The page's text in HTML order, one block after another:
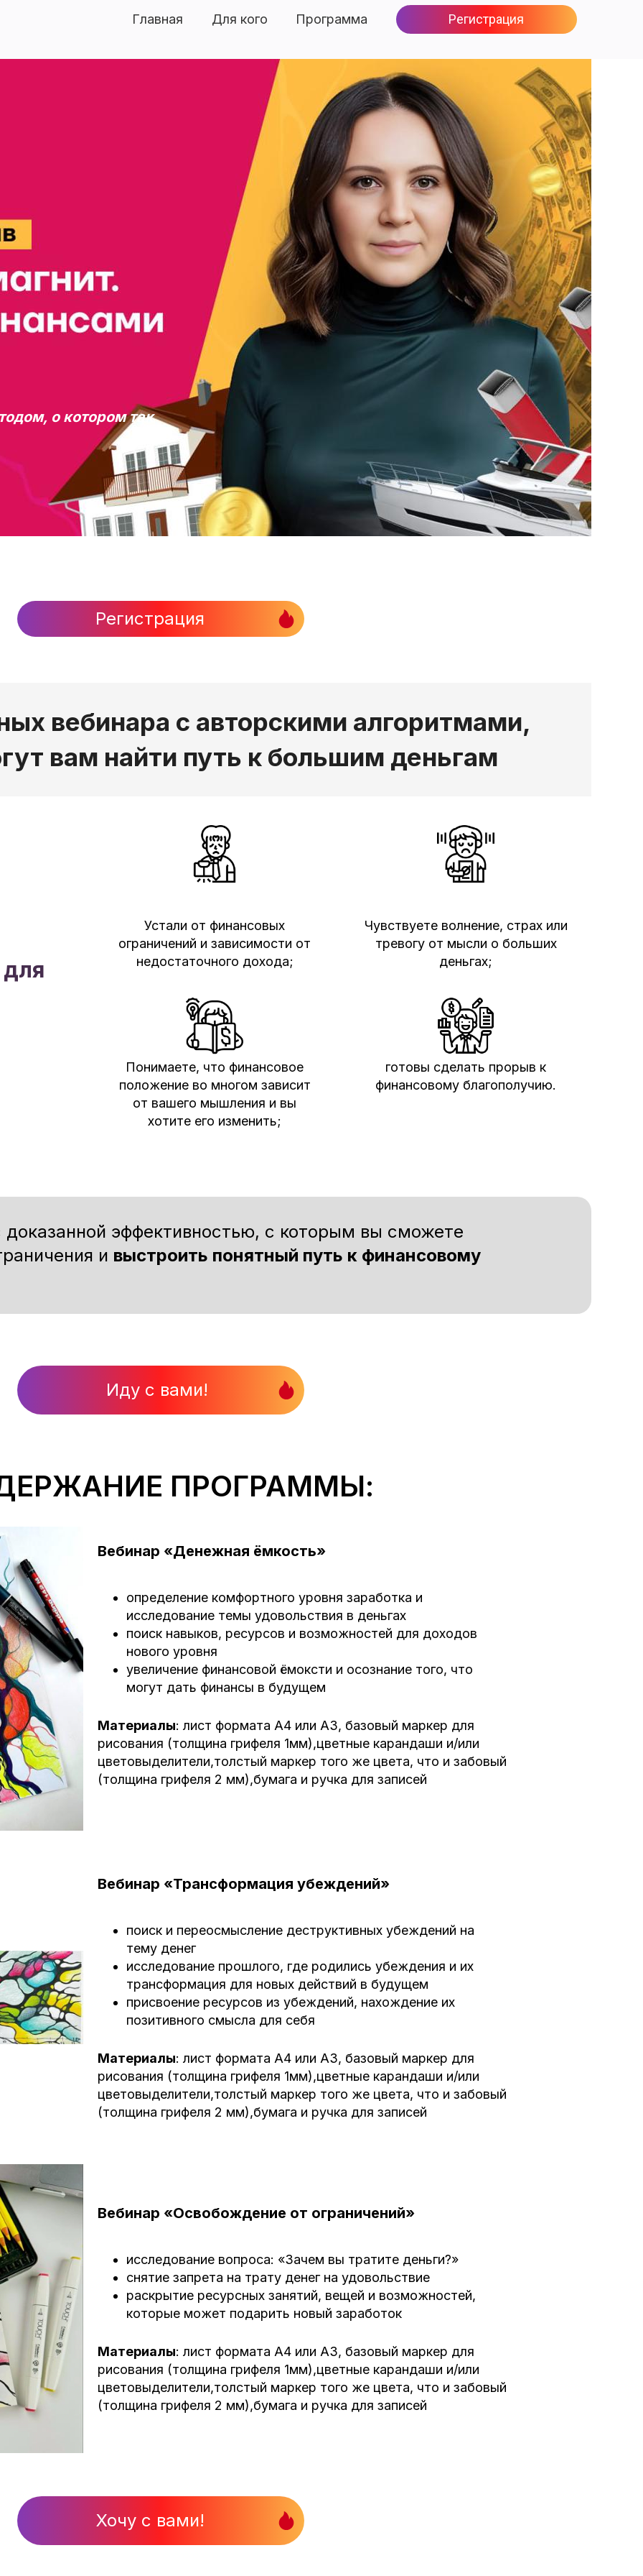
Главная Для кого Программа Регистрация
о котором так
Регистрация
вебинара с авторскими алгоритмами,
вам найти путь к большим деньгам
Устали от финансовых
ограничений и зависимости от
недостаточного дохода;
Чувствуете волнение, страх или
тревогу от мысли о больших
деньгах;
Понимаете, что финансовое
положение во многом зависит
от вашего мышления и вы
хотите его изменить;
готовы сделать прорыв к
финансовому благополучию.
эффективностью, с которым вы сможете
и выстроить понятный путь к финансовому
Иду с вами!
ПРОГРАММЫ:
Вебинар «Денежная ёмкость»
определение комфортного уровня заработка и
исследование темы удовольствия в деньгах
поиск навыков, ресурсов и возможностей для доходов
нового уровня
увеличение финансовой ёмоксти и осознание того, что
могут дать финансы в будущем
Материалы: лист формата А4 или А3, базовый маркер для
рисования (толщина грифеля 1мм),цветные карандаши и/или
цветовыделители,толстый маркер того же цвета, что и забовый
(толщина грифеля 2 мм),бумага и ручка для записей
Вебинар «Трансформация убеждений»
поиск и переосмысление деструктивных убеждений на
тему денег
исследование прошлого, где родились убеждения и их
трансформация для новых действий в будущем
присвоение ресурсов из убеждений, нахождение их
позитивного смысла для себя
Материалы: лист формата А4 или А3, базовый маркер для
рисования (толщина грифеля 1мм),цветные карандаши и/или
цветовыделители,толстый маркер того же цвета, что и забовый
(толщина грифеля 2 мм),бумага и ручка для записей
Вебинар «Освобождение от ограничений»
исследование вопроса: «Зачем вы тратите деньги?»
снятие запрета на трату денег на удовольствие
раскрытие ресурсных занятий, вещей и возможностей,
которые может подарить новый заработок
Материалы: лист формата А4 или А3, базовый маркер для
рисования (толщина грифеля 1мм),цветные карандаши и/или
цветовыделители,толстый маркер того же цвета, что и забовый
(толщина грифеля 2 мм),бумага и ручка для записей
Хочу с вами!